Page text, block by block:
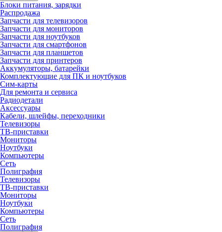
Блоки питания, зарядки
Распродажа
Запчасти для телевизоров
Запчасти для мониторов
Запчасти для ноутбуков
Запчасти для смартфонов
Запчасти для планшетов
Запчасти для принтеров
Аккумуляторы, батарейки
Комплектующие для ПК и ноутбуков
Сим-карты
Для ремонта и сервиса
Радиодетали
Аксессуары
Кабели, шлейфы, переходники
Телевизоры
ТВ-приставки
Мониторы
Ноутбуки
Компьютеры
Сеть
Полиграфия
Телевизоры
ТВ-приставки
Мониторы
Ноутбуки
Компьютеры
Сеть
Полиграфия